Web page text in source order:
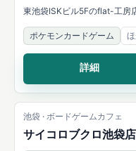
東池袋ISKビル5Fのflat-工房
ターズ、ポケモンカードゲ
プレイスペースを案内してい
ポケモンカードゲーム
詳細
池袋 · ボードゲームカフェ
サイコロブクロ池袋店